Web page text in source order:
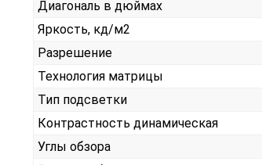
Диагональ в дюймах
Яркость, кд/м2
Разрешение
Технология матрицы
Тип подсветки
Контрастность динамическая
Углы обзора